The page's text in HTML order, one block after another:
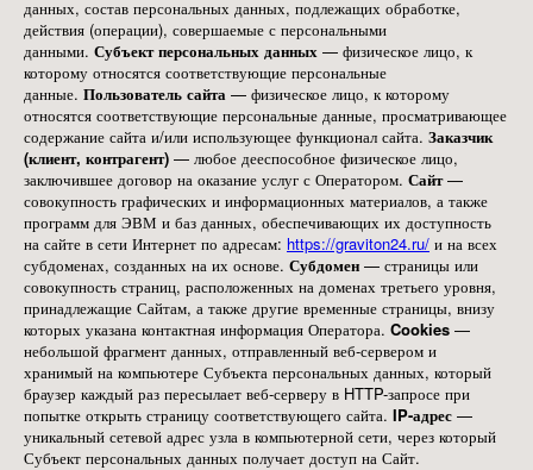
данных, состав персональных данных, подлежащих обработке,
действия (операции), совершаемые с персональными
данными. Субъект персональных данных — физическое лицо, к
которому относятся соответствующие персональные
данные. Пользователь сайта — физическое лицо, к которому
относятся соответствующие персональные данные, просматривающее
содержание сайта и/или использующее функционал сайта. Заказчик
(клиент, контрагент) — любое дееспособное физическое лицо,
заключившее договор на оказание услуг с Оператором. Сайт—
совокупность графических и информационных материалов, а также
программ для ЭВМ и баз данных, обеспечивающих их доступность
на сайте в сети Интернет по адресам: https://graviton24.ru/ и на всех
субдоменах, созданных на их основе. Субдомен — страницы или
совокупность страниц, расположенных на доменах третьего уровня,
принадлежащие Сайтам, а также другие временные страницы, внизу
которых указана контактная информация Оператора. Cookies —
небольшой фрагмент данных, отправленный веб-сервером и
хранимый на компьютере Субъекта персональных данных, который
браузер каждый раз пересылает веб-серверу в HTTP-запросе при
попытке открыть страницу соответствующего сайта. IP-адрес —
уникальный сетевой адрес узла в компьютерной сети, через который
Субъект персональных данных получает доступ на Сайт.